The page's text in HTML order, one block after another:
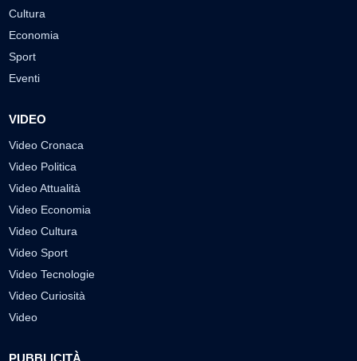
Cultura
Economia
Sport
Eventi
VIDEO
Video Cronaca
Video Politica
Video Attualità
Video Economia
Video Cultura
Video Sport
Video Tecnologie
Video Curiosità
Video
PUBBLICITÀ